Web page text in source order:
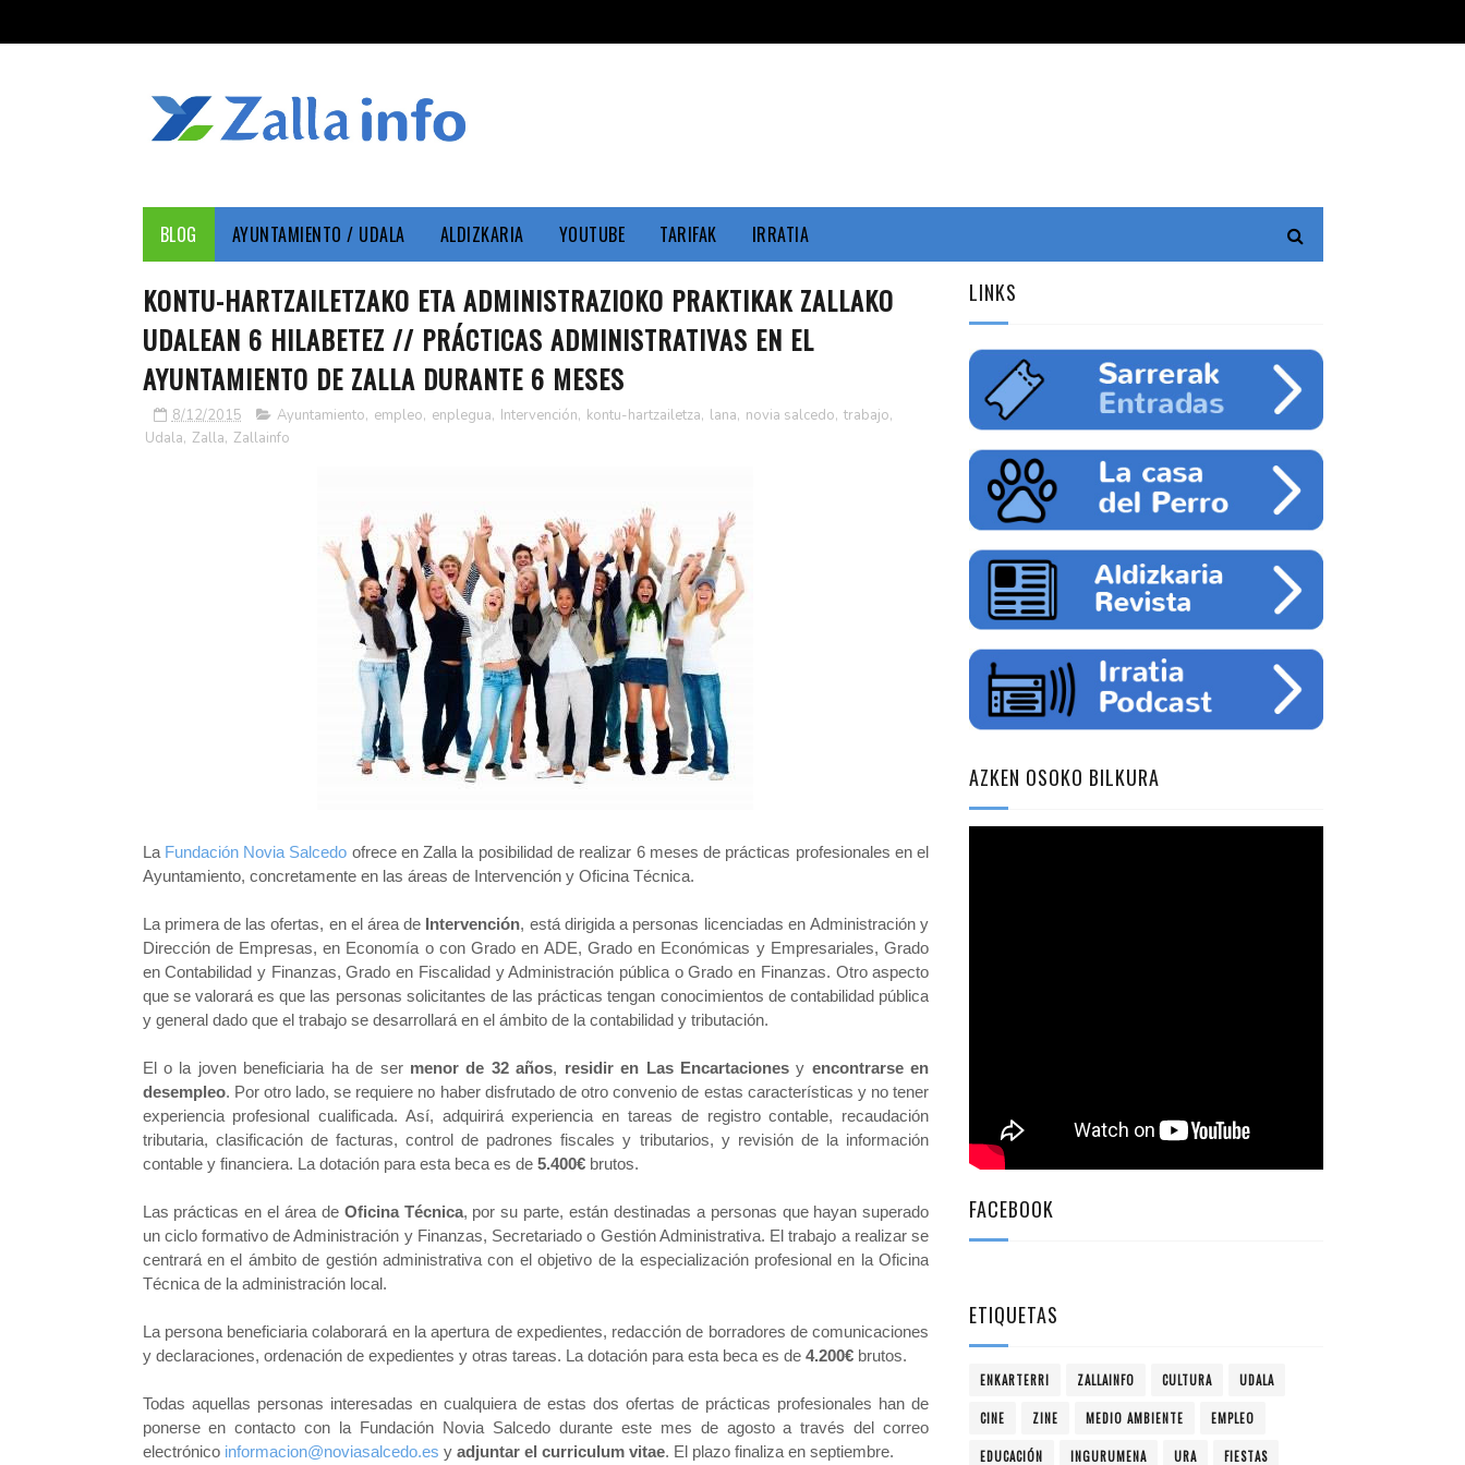
BLOG AYUNTAMIENTO / UDALA ALDIZKARIA YOUTUBE TARIFAK IRRATIA
KONTU-HARTZAILETZAKO ETA ADMINISTRAZIOKO PRAKTIKAK ZALLAKO
UDALEAN 6 HILABETEZ // PRÁCTICAS ADMINISTRATIVAS EN EL
AYUNTAMIENTO DE ZALLA DURANTE 6 MESES
8/12/2015 Ayuntamiento, empleo, enplegua, Intervención, kontu-hartzailetza, lana, novia salcedo, trabajo,
Udala, Zalla, Zallainfo
La Fundación Novia Salcedo ofrece en Zalla la posibilidad de realizar 6 meses de prácticas profesionales en el
Ayuntamiento, concretamente en las áreas de Intervención y Oficina Técnica.
La primera de las ofertas, en el área de Intervención, está dirigida a personas licenciadas en Administración y
Dirección de Empresas, en Economía o con Grado en ADE, Grado en Económicas y Empresariales, Grado
en Contabilidad y Finanzas, Grado en Fiscalidad y Administración pública o Grado en Finanzas. Otro aspecto
que se valorará es que las personas solicitantes de las prácticas tengan conocimientos de contabilidad pública
y general dado que el trabajo se desarrollará en el ámbito de la contabilidad y tributación.
El o la joven beneficiaria ha de ser menor de 32 años, residir en Las Encartacionesy encontrarse en
desempleo. Por otro lado, se requiere no haber disfrutado de otro convenio de estas características y no tener
experiencia profesional cualificada. Así, adquirirá experiencia en tareas de registro contable, recaudación
tributaria, clasificación de facturas, control de padrones fiscales y tributarios, y revisión de la información
contable y financiera. La dotación para esta beca es de 5.400€brutos.
Las prácticas en el área de Oficina Técnica, por su parte, están destinadas a personas que hayan superado
un ciclo formativo de Administración y Finanzas, Secretariado o Gestión Administrativa. El trabajo a realizar se
centrará en el ámbito de gestión administrativa con el objetivo de la especialización profesional en la Oficina
Técnica de la administración local.
La persona beneficiaria colaborará en la apertura de expedientes, redacción de borradores de comunicaciones
y declaraciones, ordenación de expedientes y otras tareas. La dotación para esta beca es de 4.200€brutos.
Todas aquellas personas interesadas en cualquiera de estas dos ofertas de prácticas profesionales han de
ponerse en contacto con la Fundación Novia Salcedo durante este mes de agosto a través del correo
electrónico informacion@noviasalcedo.es y adjuntar el curriculum vitae. El plazo finaliza en septiembre.
LINKS
AZKEN OSOKO BILKURA
FACEBOOK
ETIQUETAS
ENKARTERRI ZALLAINFO CULTURA UDALA
CINE ZINE MEDIO AMBIENTE EMPLEO
EDUCACIÓN INGURUMENA URA FIESTAS